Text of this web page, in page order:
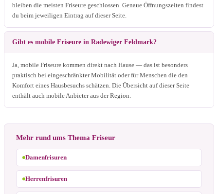
bleiben die meisten Friseure geschlossen. Genaue Öffnungszeiten findest
du beim jeweiligen Eintrag auf dieser Seite.
Gibt es mobile Friseure in Radewiger Feldmark?
Ja, mobile Friseure kommen direkt nach Hause — das ist besonders
praktisch bei eingeschränkter Mobilität oder für Menschen die den
Komfort eines Hausbesuchs schätzen. Die Übersicht auf dieser Seite
enthält auch mobile Anbieter aus der Region.
Mehr rund ums Thema Friseur
Damenfrisuren
Herrenfrisuren